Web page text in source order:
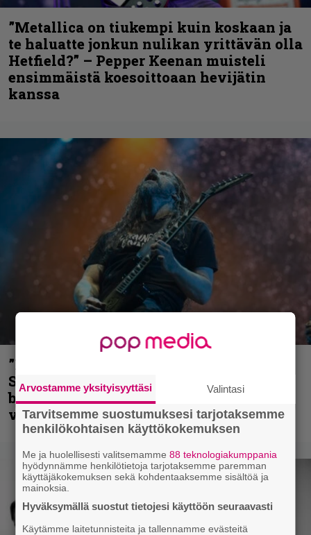
”Metallica on tiukempi kuin koskaan ja
te haluatte jonkun nulikan yrittävän olla
Hetfield?” – Pepper Keenan muisteli
ensimmäistä koesoittoaan hevijätin
kanssa
”He ovat tuoneet soittoon jotain uutta” –
Sepulturan Andreas Kisser nimeää
bändin, jonka riffit ovat tehneet
vaikutuksen
Arvostamme yksityisyyttäsi Valintasi
Tarvitsemme suostumuksesi tarjotaksemme
henkilökohtaisen käyttökokemuksen
Me ja huolellisesti valitsemamme88 teknologiakumppania
hyödynnämme henkilötietoja tarjotaksemme paremman
käyttäjäkokemuksen sekä kohdentaaksemme sisältöä ja
mainoksia.
Hyväksymällä suostut tietojesi käyttöön seuraavasti
Käytämme laitetunnisteita ja tallennamme evästeitä